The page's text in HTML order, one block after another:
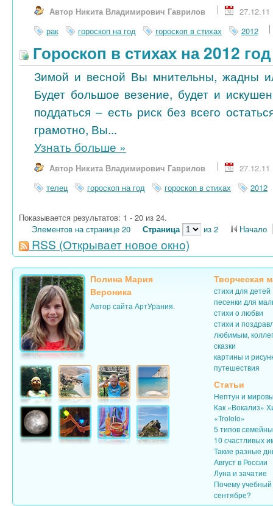
Автор Никита Владимирович Гаврилов
27.12.11
рак
гороскоп на год гороскоп в стихах 2012
Гороскоп в стихах на 2012
Зимой и весной Вы мнительны, жадны
Будет большое везение, будет и
поддаться – есть риск без всего
грамотно, Вы...
Узнать больше »
Автор Никита Владимирович Гаврилов
27.12.11
телец
гороскоп на год гороскоп в стихах 2012
Показывается результатов: 1 - 20 из 24.
Элементов на странице 20
Страница из 2 Начало
RSS (Открывает новое окно)
Полина Мария
Вероника
Автор сайта АртУрания.
Творческая
стихи для детей
песенки для
стихи о любви
стихи и
любимым,
сказки
картины и
путешествия
Статьи
Нептун и
Как «Вокализ»
«Trololo»
5 типов
10 счастливых
Такие разные
Август в России
Луна и зачатие
Почему учебный
сентябре?